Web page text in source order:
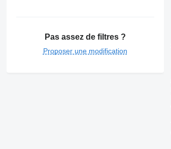
Pas assez de filtres ?
Proposer une modification